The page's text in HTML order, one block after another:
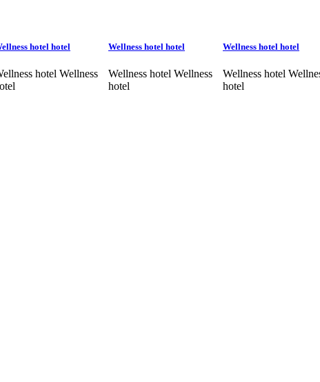
hotel hotel
hotel Wellness
Wellness hotel hotel
Wellness hotel Wellness
hotel
Wellness hotel hotel
Wellness hotel
hotel